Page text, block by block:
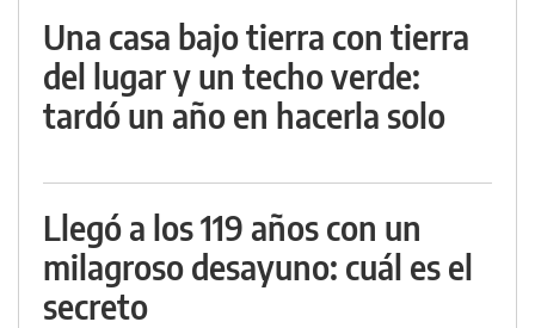
Una casa bajo tierra con tierra
del lugar y un techo verde:
tardó un año en hacerla solo
Llegó a los 119 años con un
milagroso desayuno: cuál es el
secreto